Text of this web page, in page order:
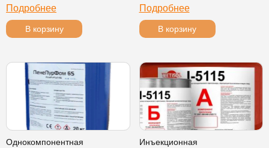
Подробнее
В корзину
Подробнее
В корзину
Однокомпонентная
Инъекционная